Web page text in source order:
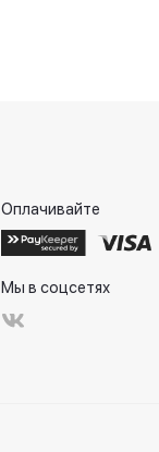
Оплачивайте
Мы в соцсетях